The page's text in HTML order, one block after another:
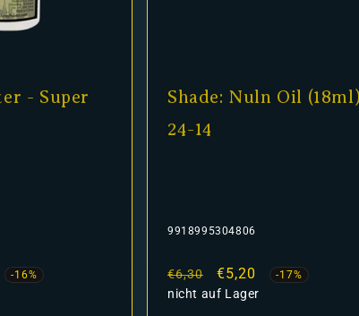
- Super
-16%
Shade: Nuln Oil (18ml)
24-14
9918995304806
Normaler
Preis
€6,30 Verkaufspreis
€5,20 -17%
nicht auf Lager